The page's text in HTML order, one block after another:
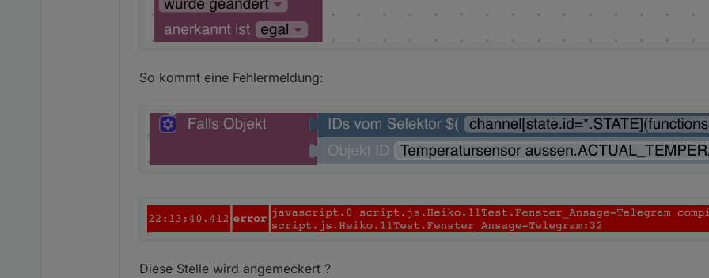
So kommt eine Fehlermeldung:
Diese Stelle wird angemeckert ?